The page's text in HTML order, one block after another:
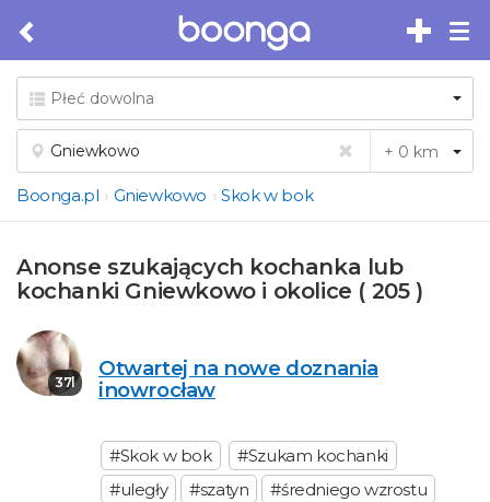
Boonga.pl Gniewkowo Skok w bok
Anonse szukających kochanka lub
kochanki Gniewkowo i okolice ( 205 )
37l
Otwartej na nowe doznania
inowrocław
#Skok w bok
#Szukam kochanki
#uległy
#szatyn #średniego wzrostu